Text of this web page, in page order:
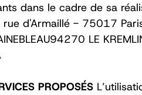
dans le cadre de sa
d'Armaillé - 75017
LE
PROPOSÉS